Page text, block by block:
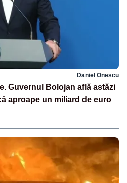
Daniel Onescu
Guvernul Bolojan află astăzi
aproape un miliard de euro